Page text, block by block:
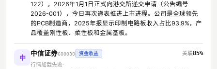
122），2026年1月1日正式向港交所递交申请（公告编号
2026-001），今日再次递表推进上市进程。公司是全球领先
的PCB制造商，2025年报显示印制电路板收入占比93.9%，产
品覆盖刚性板、柔性板和金属基板。
中
中信证券600030 资金收益
85%
行情加载失败